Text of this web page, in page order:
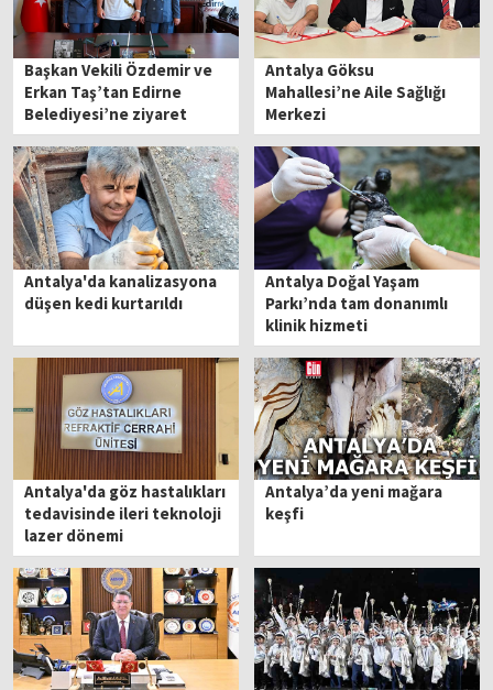
Başkan Vekili Özdemir ve
Erkan Taş’tan Edirne
Belediyesi’ne ziyaret
Antalya Göksu
Mahallesi’ne Aile Sağlığı
Merkezi
Antalya'da kanalizasyona
düşen kedi kurtarıldı
Antalya Doğal Yaşam
Parkı’nda tam donanımlı
klinik hizmeti
Antalya'da göz hastalıkları
tedavisinde ileri teknoloji
lazer dönemi
Antalya’da yeni mağara
keşfi